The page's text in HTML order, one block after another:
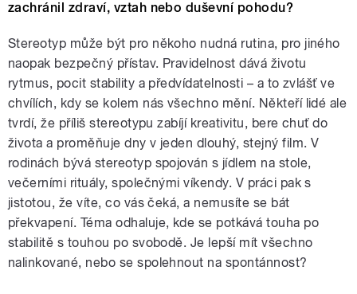
zachránil zdraví, vztah nebo duševní pohodu?
Stereotyp může být pro někoho nudná rutina, pro jiného
naopak bezpečný přístav. Pravidelnost dává životu
rytmus, pocit stability a předvídatelnosti – a to zvlášť ve
chvílích, kdy se kolem nás všechno mění. Někteří lidé ale
tvrdí, že příliš stereotypu zabíjí kreativitu, bere chuť do
života a proměňuje dny v jeden dlouhý, stejný film. V
rodinách bývá stereotyp spojován s jídlem na stole,
večerními rituály, společnými víkendy. V práci pak s
jistotou, že víte, co vás čeká, a nemusíte se bát
překvapení. Téma odhaluje, kde se potkává touha po
stabilitě s touhou po svobodě. Je lepší mít všechno
nalinkované, nebo se spolehnout na spontánnost?